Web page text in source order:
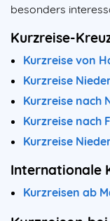
besonders
Kurzreise-
Kurzreise von
Kurzreise
Kurzreise nach
Kurzreise nach
Kurzreise
Internationale
Kurzreisen ab